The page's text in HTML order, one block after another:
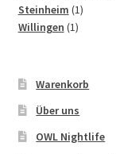
Steinheim 11
Willingen 11
Warenkorb
Über uns
OWL Nightlife